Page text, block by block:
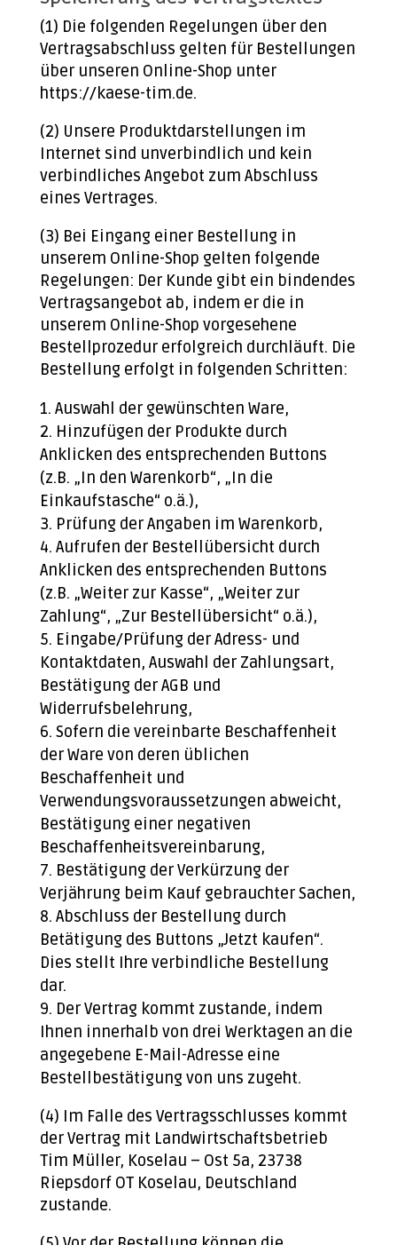
(1) Die folgenden Regelungen über den
Vertragsabschluss gelten für Bestellungen
über unseren Online-Shop unter
https://kaese-tim.de.
(2) Unsere Produktdarstellungen im
Internet sind unverbindlich und kein
verbindliches Angebot zum Abschluss
eines Vertrages.
(3) Bei Eingang einer Bestellung in
unserem Online-Shop gelten folgende
Regelungen: Der Kunde gibt ein bindendes
Vertragsangebot ab, indem er die in
unserem Online-Shop vorgesehene
Bestellprozedur erfolgreich durchläuft. Die
Bestellung erfolgt in folgenden Schritten:
Auswahl der gewünschten Ware,
Hinzufügen der Produkte durch
Anklicken des entsprechenden Buttons
(z.B. „In den Warenkorb“, „In die
Einkaufstasche“ o.ä.),
Prüfung der Angaben im Warenkorb,
Aufrufen der Bestellübersicht durch
Anklicken des entsprechenden Buttons
(z.B. „Weiter zur Kasse“, „Weiter zur
Zahlung“, „Zur Bestellübersicht“ o.ä.),
Eingabe/Prüfung der Adress- und
Kontaktdaten, Auswahl der Zahlungsart,
Bestätigung der AGB und
Widerrufsbelehrung,
Sofern die vereinbarte Beschaffenheit
der Ware von deren üblichen
Beschaffenheit und
Verwendungsvoraussetzungen abweicht,
Bestätigung einer negativen
Beschaffenheitsvereinbarung,
Bestätigung der Verkürzung der
Verjährung beim Kauf gebrauchter Sachen,
Abschluss der Bestellung durch
Betätigung des Buttons „Jetzt kaufen“.
Dies stellt Ihre verbindliche Bestellung
dar.
Der Vertrag kommt zustande, indem
Ihnen innerhalb von drei Werktagen an die
angegebene E-Mail-Adresse eine
Bestellbestätigung von uns zugeht.
(4) Im Falle des Vertragsschlusses kommt
der Vertrag mit Landwirtschaftsbetrieb
Tim Müller, Koselau – Ost 5a, 23738
Riepsdorf OT Koselau, Deutschland
zustande.